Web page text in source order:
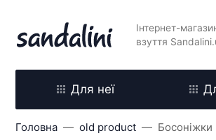
Інтернет-
взуття
Для неї
Головна old product Босоніжки